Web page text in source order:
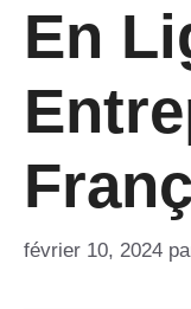
En
février 10, 2024